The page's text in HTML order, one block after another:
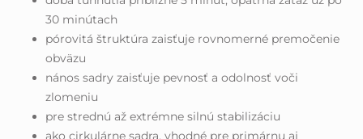
30 minútach
pórovitá štruktúra zaisťuje rovnomerné premočenie
obväzu
nános sadry zaisťuje pevnosť a odolnosť voči
zlomeniu
pre strednú až extrémne silnú stabilizáciu